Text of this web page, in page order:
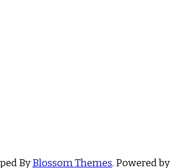
ByBlossom Themes. Powered by